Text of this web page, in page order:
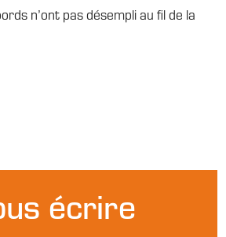
n’ont pas désempli au fil de la
écrire